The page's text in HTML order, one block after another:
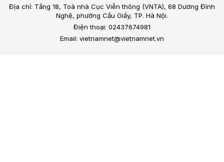
Địa chỉ: Tầng 18, Toà nhà Cục Viễn thông (VNTA), 68 Dương Đình
Nghệ, phường Cầu Giấy, TP. Hà Nội.
Điện thoại: 02437674981
Email: vietnamnet@vietnamnet.vn